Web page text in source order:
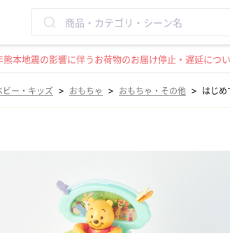
熊本地震の影響に伴うお荷物のお届け停止・遅延につ
ビー・キッズ > おもちゃ > おもちゃ・その他 > はじ